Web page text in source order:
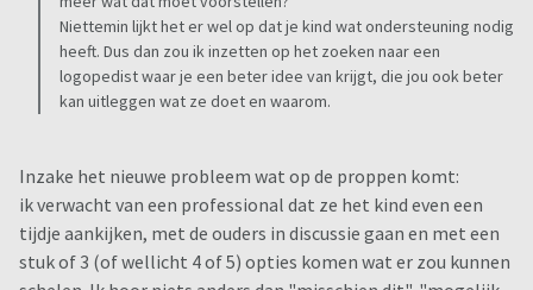
Niettemin lijkt het er wel op dat je kind wat ondersteuning nodig
heeft. Dus dan zou ik inzetten op het zoeken naar een
logopedist waar je een beter idee van krijgt, die jou ook beter
kan uitleggen wat ze doet en waarom.
Inzake het nieuwe probleem wat op de proppen komt:
ik verwacht van een professional dat ze het kind even een
tijdje aankijken, met de ouders in discussie gaan en met een
stuk of 3 (of wellicht 4 of 5) opties komen wat er zou kunnen